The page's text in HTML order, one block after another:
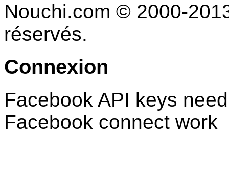
Nouchi.com © 2000-
réservés.
Connexion
Facebook API keys
Facebook connect work